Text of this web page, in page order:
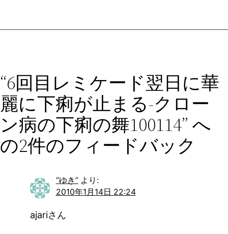
“6回目レミケード翌日に華
麗に下痢が止まる-クロー
ン病の下痢の舞100114” へ
の2件のフィードバック
“ゆき” より:
2010年1月14日 22:24
ajariさん